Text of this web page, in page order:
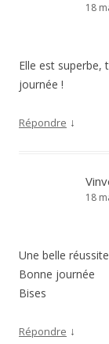
18
Elle est superbe,
journée !
Répondre ↓
18
Une belle
Bonne journée
Bises
Répondre ↓